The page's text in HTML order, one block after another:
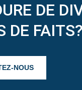
DE
DE FAITS?
NOUS